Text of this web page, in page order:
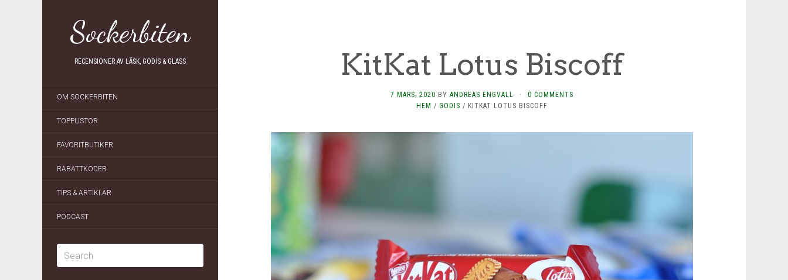
Sockerbiten
RECENSIONER AV LÄSK, GODIS & GLASS
OM SOCKERBITEN
TOPPLISTOR
FAVORITBUTIKER
RABATTKODER
TIPS & ARTIKLAR
PODCAST
KitKat Lotus Biscoff
7 MARS, 2020 BY ANDREAS ENGVALL ·
0 COMMENTS
HEM / GODIS / KITKAT LOTUS BISCOFF